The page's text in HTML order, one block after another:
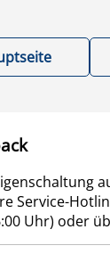
Service-
Uhr) oder